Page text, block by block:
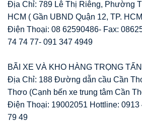
Địa Chỉ: 789 Lê Thị Riêng, Phường
HCM ( Gần UBND Quận 12, TP.
Điện Thoại: 08 62590486- Fax:
74 74 77- 091 347 4949
BÃI XE VÀ KHO HÀNG TRỌNG
Địa Chỉ: 188 Đường dẫn cầu Cần
Thơo (Cạnh bến xe trung tâm Cần
Điện Thoại: 19002051 Hottline: 0913
79 49